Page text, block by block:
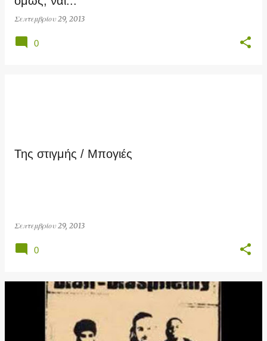
Σεπτεμβρίου 29, 2013
0
Της στιγμής / Μπογιές
Σεπτεμβρίου 29, 2013
0